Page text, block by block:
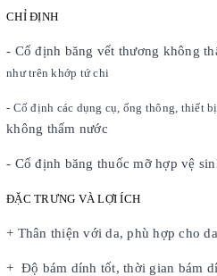
CHỈ ĐỊNH
- Cố định băng vết thương không
như trên khớp tứ chi
- Cố định các dụng cụ, ống thông, thiết
không thấm nước
- Cố định băng thuốc mỡ hợp vệ
ĐẶC TRƯNG VÀ LỢI ÍCH
+ Thân thiện với da, phù hợp cho
+ Độ bám dính tốt, thời gian bám